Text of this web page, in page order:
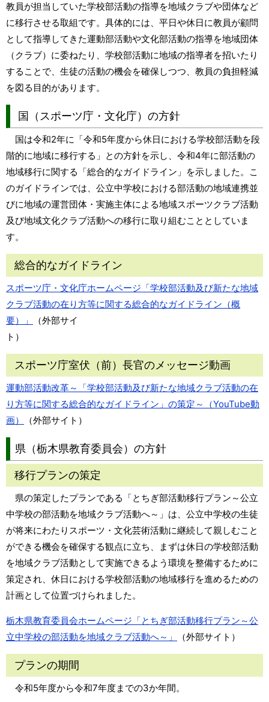
教員が担当していた学校部活動の指導を地域クラブや団体など
に移行させる取組です。具体的には、平日や休日に教員が顧問
として指導してきた運動部活動や文化部活動の指導を地域団体
（クラブ）に委ねたり、学校部活動に地域の指導者を招いたり
することで、生徒の活動の機会を確保しつつ、教員の負担軽減
を図る目的があります。
国（スポーツ庁・文化庁）の方針
国は令和2年に「令和5年度から休日における学校部活動を段
階的に地域に移行する」との方針を示し、令和4年に部活動の
地域移行に関する「総合的なガイドライン」を示しました。こ
のガイドラインでは、公立中学校における部活動の地域連携並
びに地域の運営団体・実施主体による地域スポーツクラブ活動
及び地域文化クラブ活動への移行に取り組むこととしていま
す。
総合的なガイドライン
スポーツ庁・文化庁ホームページ「学校部活動及び新たな地域
クラブ活動の在り方等に関する総合的なガイドライン（概
要）」
（外部サイ
ト）
スポーツ庁室伏（前）長官のメッセージ動画
運動部活動改革～「学校部活動及び新たな地域クラブ活動の在
り方等に関する総合的なガイドライン」の策定～（YouTube動
画）
（外部サイト）
県（栃木県教育委員会）の方針
移行プランの策定
県の策定したプランである「とちぎ部活動移行プラン～公立
中学校の部活動を地域クラブ活動へ～」は、公立中学校の生徒
が将来にわたりスポーツ・文化芸術活動に継続して親しむこと
ができる機会を確保する観点に立ち、まずは休日の学校部活動
を地域クラブ活動として実施できるよう環境を整備するために
策定され、休日における学校部活動の地域移行を進めるための
計画として位置づけられました。
栃木県教育委員会ホームページ「とちぎ部活動移行プラン～公
立中学校の部活動を地域クラブ活動へ～」
（外部サイト）
プランの期間
令和5年度から令和7年度までの3か年間。